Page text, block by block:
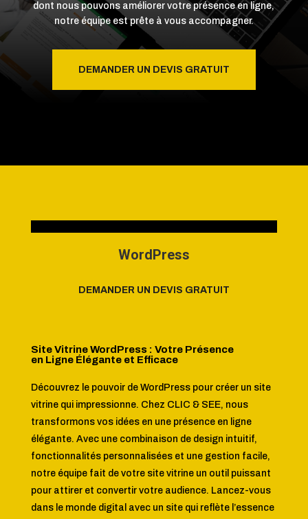
dont nous pouvons améliorer votre présence en ligne,
notre équipe est prête à vous accompagner.
DEMANDER UN DEVIS GRATUIT
WordPress
DEMANDER UN DEVIS GRATUIT
Site Vitrine WordPress : Votre Présence
en Ligne Élégante et Efficace
Découvrez le pouvoir de WordPress pour créer un site
vitrine qui impressionne. Chez CLIC & SEE, nous
transformons vos idées en une présence en ligne
élégante. Avec une combinaison de design intuitif,
fonctionnalités personnalisées et une gestion facile,
notre équipe fait de votre site vitrine un outil puissant
pour attirer et convertir votre audience. Lancez-vous
dans le monde digital avec un site qui reflète l’essence